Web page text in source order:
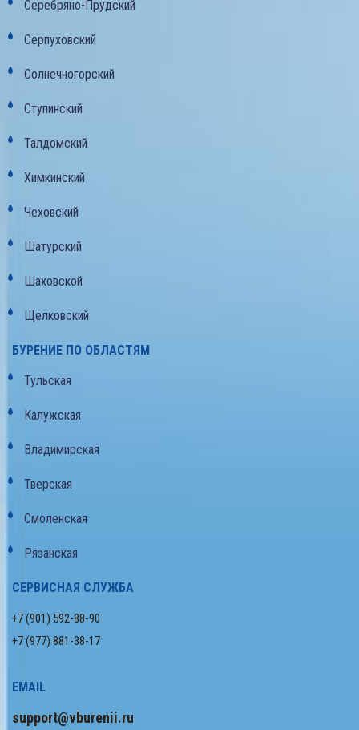
Серебряно-Прудский
Серпуховский
Солнечногорский
Ступинский
Талдомский
Химкинский
Чеховский
Шатурский
Шаховской
Щелковский
БУРЕНИЕ ПО ОБЛАСТЯМ
Тульская
Калужская
Владимирская
Тверская
Смоленская
Рязанская
СЕРВИСНАЯ СЛУЖБА
+7 (901) 592-88-90
+7 (977) 881-38-17
EMAIL
support@vburenii.ru